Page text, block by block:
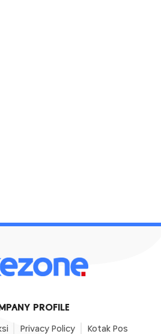
PROFILE
Privacy Policy Kotak Pos